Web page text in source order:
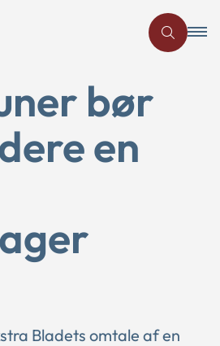
bør
en
Bladets omtale af en